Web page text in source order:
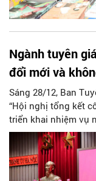
Ngành tuyên
đổi mới và
Sáng 28/12, Ban
“Hội nghị tổng kết
triển khai nhiệm vụ